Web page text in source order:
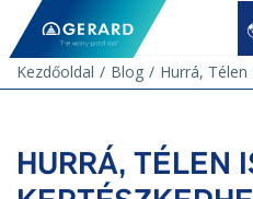
Kezdőoldal
Blog Hurrá,
HURRÁ, TÉLEN